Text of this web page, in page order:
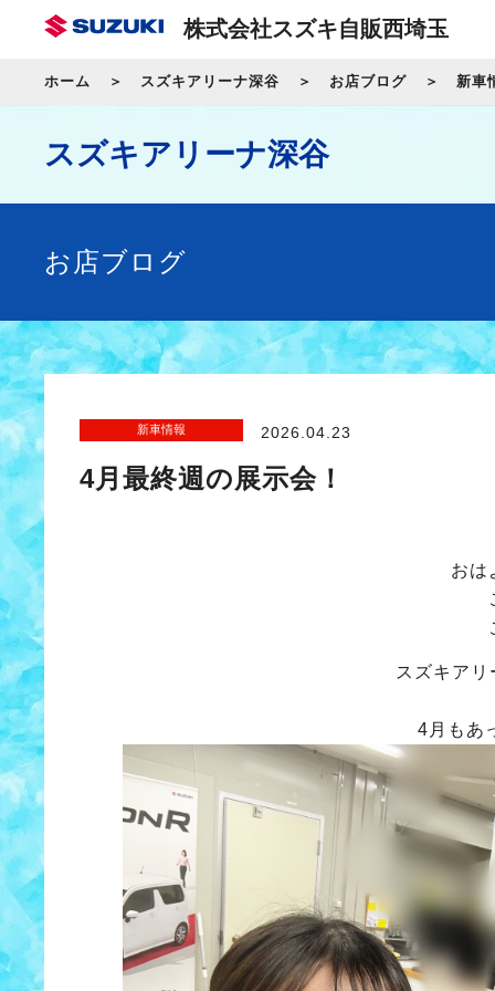
株式会社スズキ自販西埼玉
ホーム スズキアリーナ深谷 お店ブログ 新車
スズキアリーナ深谷
お店ブログ
新車情報 2026.04.23
4月最終週の展示会！
おは
スズキア
4月もあ